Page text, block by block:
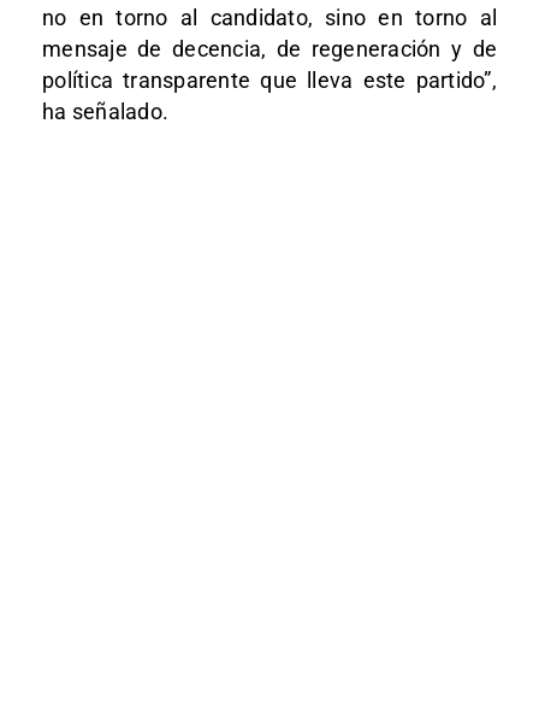
no en torno al candidato, sino en torno al
mensaje de decencia, de regeneración y de
política transparente que lleva este partido”,
ha señalado.